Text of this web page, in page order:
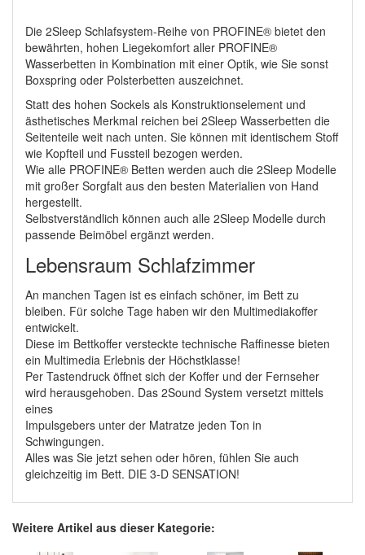
Die 2Sleep Schlafsystem-Reihe von PROFINE® bietet den
bewährten, hohen Liegekomfort aller PROFINE®
Wasserbetten in Kombination mit einer Optik, wie Sie sonst
Boxspring oder Polsterbetten auszeichnet.
Statt des hohen Sockels als Konstruktionselement und
ästhetisches Merkmal reichen bei 2Sleep Wasserbetten die
Seitenteile weit nach unten. Sie können mit identischem Stoff
wie Kopfteil und Fussteil bezogen werden.
Wie alle PROFINE® Betten werden auch die 2Sleep Modelle
mit großer Sorgfalt aus den besten Materialien von Hand
hergestellt.
Selbstverständlich können auch alle 2Sleep Modelle durch
passende Beimöbel ergänzt werden.
Lebensraum Schlafzimmer
An manchen Tagen ist es einfach schöner, im Bett zu
bleiben. Für solche Tage haben wir den Multimediakoffer
entwickelt.
Diese im Bettkoffer versteckte technische Raffinesse bieten
ein Multimedia Erlebnis der Höchstklasse!
Per Tastendruck öffnet sich der Koffer und der Fernseher
wird herausgehoben. Das 2Sound System versetzt mittels
eines
Impulsgebers unter der Matratze jeden Ton in
Schwingungen.
Alles was Sie jetzt sehen oder hören, fühlen Sie auch
gleichzeitig im Bett. DIE 3-D SENSATION!
Weitere Artikel aus dieser Kategorie: